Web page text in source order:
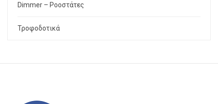
Dimmer – Ροοστάτες
Τροφοδοτικά